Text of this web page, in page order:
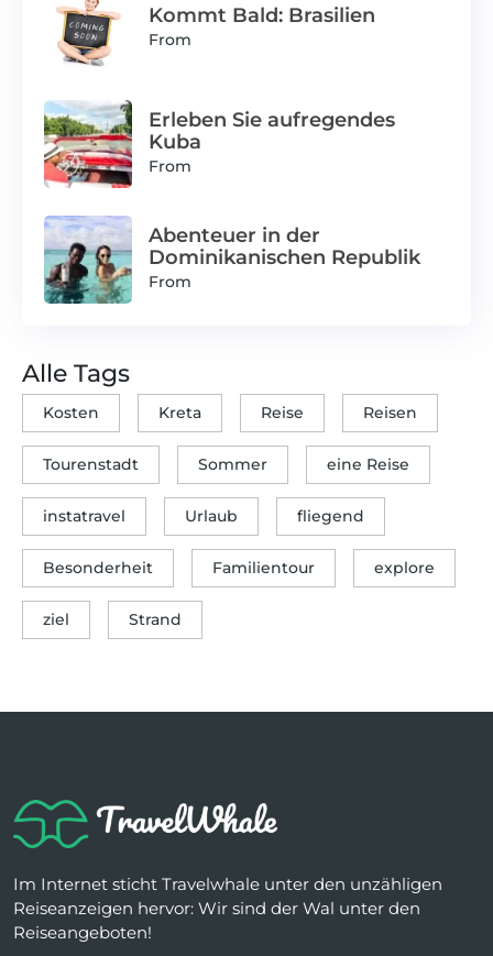
Kommt Bald: Brasilien
From
Erleben Sie aufregendes
Kuba
From
Abenteuer in der
Dominikanischen Republik
From
Alle Tags
Kosten Kreta Reise Reisen
Tourenstadt Sommer eine Reise
instatravel Urlaub fliegend
Besonderheit Familientour explore
ziel Strand
Im Internet sticht Travelwhale unter den unzähligen
Reiseanzeigen hervor: Wir sind der Wal unter den
Reiseangeboten!